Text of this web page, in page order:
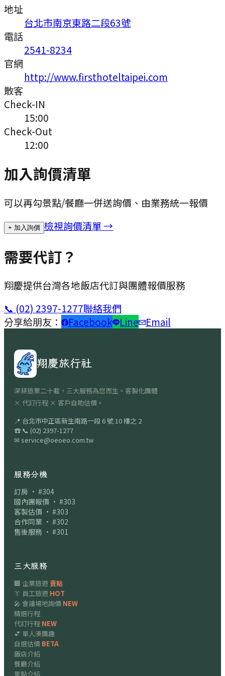
地址
台北市南京東路二段63號
電話
2541-8234
官網
http://www.firsthoteltaipei.com
散客
Check-IN
15:00
Check-Out
12:00
加入詢價清單
可以再勾景點/餐廳一併送詢價、由業務統一報價
+ 加入詢價 檢視詢價清單 →
需要代訂？
翔慶提供台灣各地飯店代訂與團體報價服務
📞 (02) 2397-1277聯絡我們
分享給朋友：
Facebook Line Email
翔慶旅行社
深耕旅業二十載，三大服務為您而生。客製化團體
× 代訂行程 × 客戶自助估價。
📍 台北市中正區新生南路一段 6 號 10 樓之 2
☎ 📞 (02) 2397-1277
✉ service@oeoeo.com.tw
服務分機
訂房 · #304
國內團報價 · #303
客製估價 · #303
合作同業 · #302
售後服務 · #301
三大服務
🏢 企業旅遊賣點
👔 員工旅遊 HOT
🎤 會議場地詢價 NEW
精選行程
代訂行程 NEW
💕 單人湊團趣
自選估價 BETA
飯店介紹
餐廳介紹
景點介紹